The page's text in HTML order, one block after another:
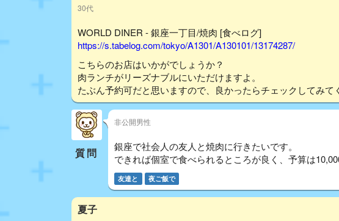
30代
WORLD DINER - 銀座一丁目/焼肉 [食べログ]
https://s.tabelog.com/tokyo/A1301/A130101/13174287/
こちらのお店はいかがでしょうか？
肉ランチがリーズナブルにいただけますよ。
たぶん予約可だと思いますので、良かったらチェックしてみ
質問
非公開男性
銀座で社会人の友人と焼肉に行きたいです。
できれば個室で食べられるところが良く、予算は
友達と 夜ご飯で
夏子